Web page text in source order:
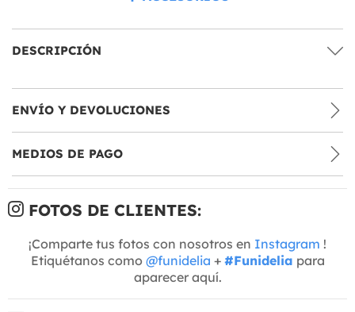
DESCRIPCIÓN
ENVÍO Y DEVOLUCIONES
MEDIOS DE PAGO
FOTOS DE CLIENTES:
¡Comparte tus fotos con nosotros en Instagram !
Etiquétanos como @funidelia + #Funidelia para
aparecer aquí.